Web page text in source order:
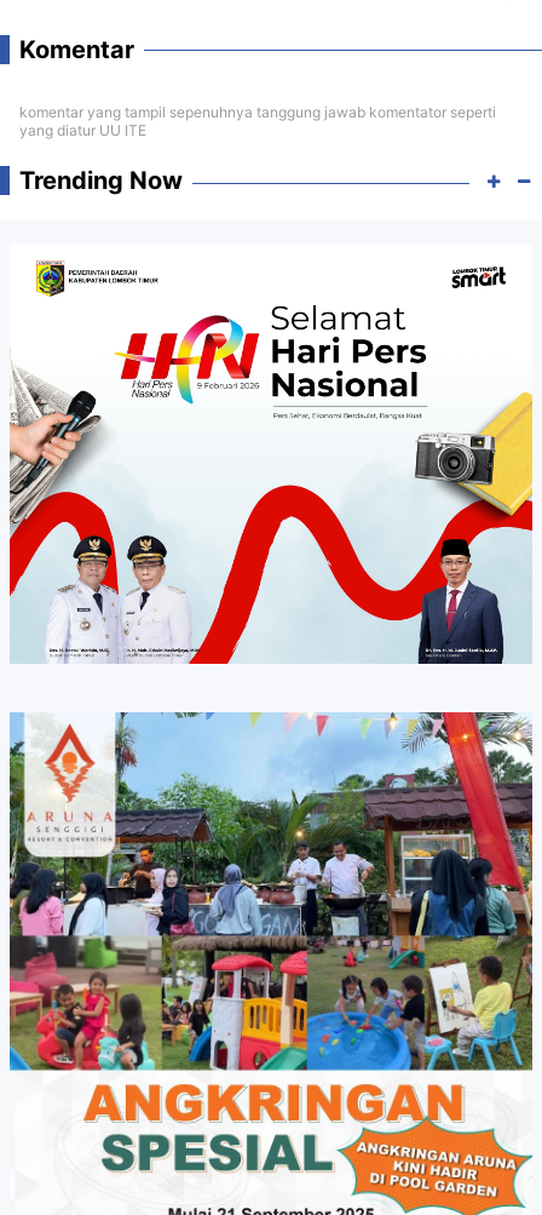
Komentar
komentar yang tampil sepenuhnya tanggung jawab komentator seperti
yang diatur UU ITE
Trending Now